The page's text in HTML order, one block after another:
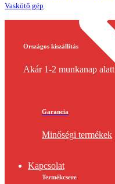
Kapcsolat
Vaskötő gép
Országos kiszállítás
Akár 1-2 munkanap alatt
Garancia
Minőségi termékek
Termékcsere